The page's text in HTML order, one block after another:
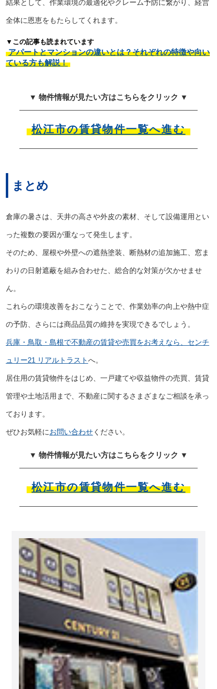
結果として、作業環境の最適化やクレーム予防に繋がり、経営
全体に恩恵をもたらしてくれます。
▼この記事も読まれています
アパートとマンションの違いとは？それぞれの特徴や向い
ている方も解説！
▼ 物件情報が見たい方はこちらをクリック ▼
松江市の賃貸物件一覧へ進む
まとめ
倉庫の暑さは、天井の高さや外皮の素材、そして設備運用とい
った複数の要因が重なって発生します。
そのため、屋根や外壁への遮熱塗装、断熱材の追加施工、窓ま
わりの日射遮蔽を組み合わせた、総合的な対策が欠かせませ
ん。
これらの環境改善をおこなうことで、作業効率の向上や熱中症
の予防、さらには商品品質の維持を実現できるでしょう。
兵庫・鳥取・島根で不動産の賃貸や売買をお考えなら、センチ
ュリー21 リアルトラストへ。
居住用の賃貸物件をはじめ、一戸建てや収益物件の売買、賃貸
管理や土地活用まで、不動産に関するさまざまなご相談を承っ
ております。
ぜひお気軽にお問い合わせください。
▼ 物件情報が見たい方はこちらをクリック ▼
松江市の賃貸物件一覧へ進む